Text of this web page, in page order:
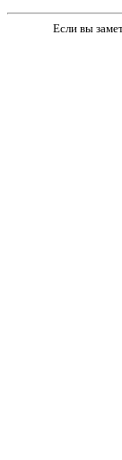
Если вы